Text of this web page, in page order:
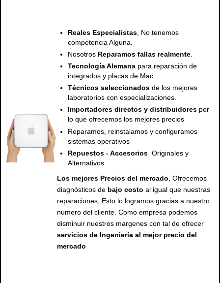
Reales Especialistas , No tenemos
competencia Alguna.
Nosotros Reparamos fallas realmente
Tecnología Alemana para reparación de
integrados y placas de Mac
Técnicos seleccionados de los mejores
laboratorios con especializaciones.
Importadores directos y distribuidores por
lo que ofrecemos los mejores precios
Reparamos, reinstalamos y configuramos
sistemas operativos
Repuestos - AccesoriosOriginales y
Alternativos
Los mejores Precios del mercado , Ofrecemos
diagnósticos de bajo costo al igual que nuestras
reparaciones, Esto lo logramos gracias a nuestro
numero del cliente. Como empresa podemos
disminuir nuestros margenes con tal de ofrecer
servicios de Ingeniería al mejor precio del
mercado